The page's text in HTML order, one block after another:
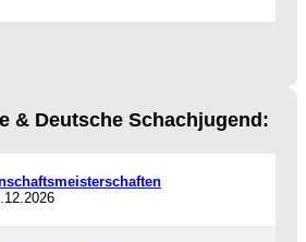
& Deutsche Schachjugend: